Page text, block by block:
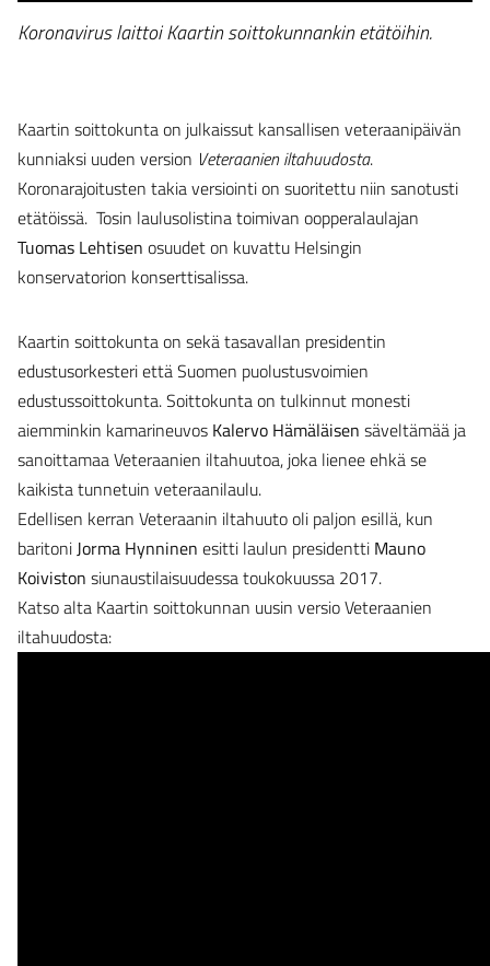
Koronavirus laittoi Kaartin soittokunnankin etätöihin.
Kaartin soittokunta on julkaissut kansallisen veteraanipäivän
kunniaksi uuden version Veteraanien iltahuudosta.
Koronarajoitusten takia versiointi on suoritettu niin sanotusti
etätöissä. Tosin laulusolistina toimivan oopperalaulajan
Tuomas Lehtisen osuudet on kuvattu Helsingin
konservatorion konserttisalissa.
Kaartin soittokunta on sekä tasavallan presidentin
edustusorkesteri että Suomen puolustusvoimien
edustussoittokunta. Soittokunta on tulkinnut monesti
aiemminkin kamarineuvos Kalervo Hämäläisen säveltämää ja
sanoittamaa Veteraanien iltahuutoa, joka lienee ehkä se
kaikista tunnetuin veteraanilaulu.
Edellisen kerran Veteraanin iltahuuto oli paljon esillä, kun
baritoniJorma Hynninen esitti laulun presidentti Mauno
Koiviston siunaustilaisuudessa toukokuussa 2017.
Katso alta Kaartin soittokunnan uusin versio Veteraanien
iltahuudosta: